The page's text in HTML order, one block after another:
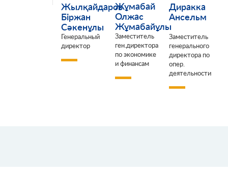
Жылқайдаров
Біржан
Сәкенұлы
Генеральный
директор
Жұмабай
Олжас
Жұмабайұлы
Заместитель
ген.директора
по экономике
и финансам
Диракка
Ансельм
Заместитель
генерального
директора по
опер.
деятельноcти